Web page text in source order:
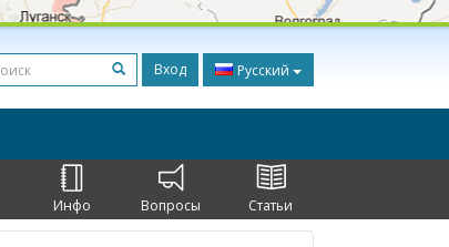
Вход Русский
Инфо Вопросы Статьи